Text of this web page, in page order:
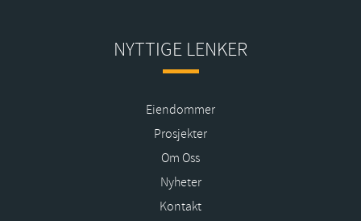
NYTTIGE LENKER
Eiendommer
Prosjekter
Om Oss
Nyheter
Kontakt